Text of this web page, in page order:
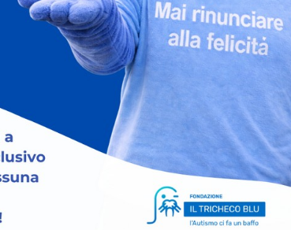
Siamo genitori di un
ha insegnato a vedere il
anni di esperienze personali
trasformare le nostre
aiuto concreto, per creare
famiglie in modo che nessuno